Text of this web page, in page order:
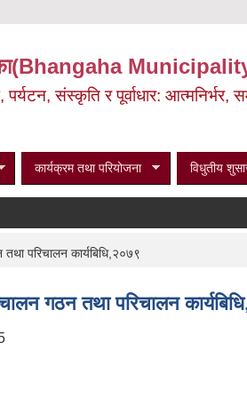
पर्यटन, संस्कृति र पूर्वाधार: आत्मनिर्भर,
कार्यक्रम तथा परियोजना विधुतीय
परिचालन कार्यबिधि,२०७९
गठन तथा परिचालन